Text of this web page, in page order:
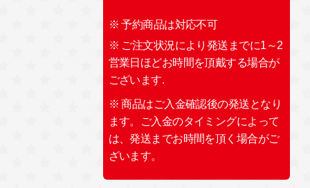
※ 予約商品は対応不可
※ ご注文状況により発送までに1～2
営業日ほどお時間を頂戴する場合が
ございます.
※ 商品はご入金確認後の発送となり
ます。ご入金のタイミングによって
は、発送までお時間を頂く場合がご
ざいます。